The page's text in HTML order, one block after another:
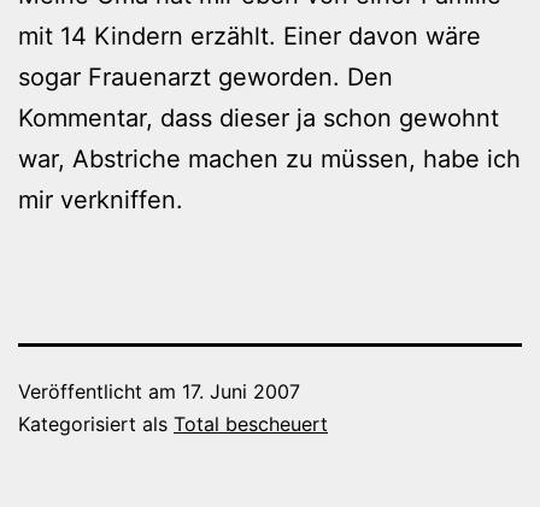
mit 14 Kindern erzählt. Einer davon wäre
sogar Frauenarzt geworden. Den
Kommentar, dass dieser ja schon gewohnt
war, Abstriche machen zu müssen, habe ich
mir verkniffen.
Veröffentlicht am 17. Juni 2007
Kategorisiert als Total bescheuert